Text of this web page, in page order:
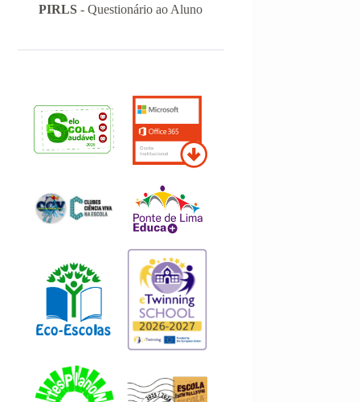
PIRLS - Questionário ao Aluno